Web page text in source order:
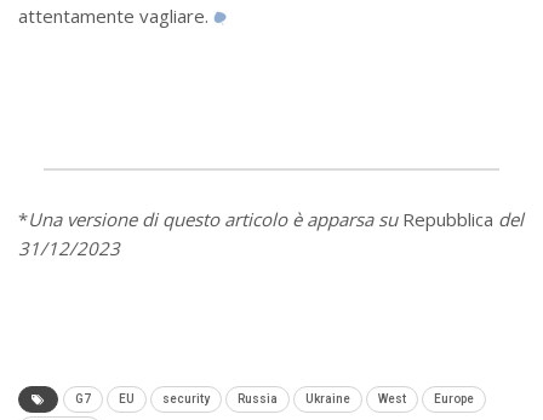
attentamente vagliare.
*Una versione di questo articolo è apparsa su Repubblica del
31/12/2023
G7 EU security Russia Ukraine West Europe